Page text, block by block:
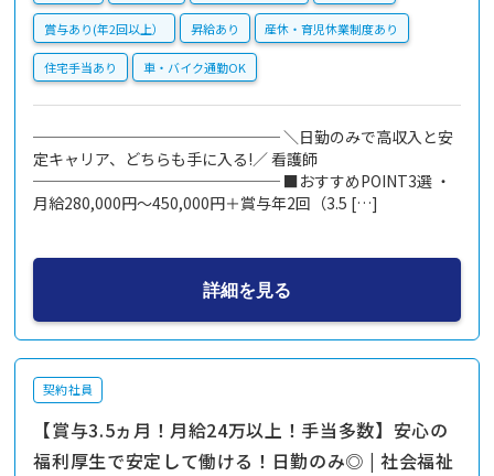
賞与あり(年2回以上） 昇給あり 産休・育児休業制度あり
住宅手当あり 車・バイク通勤OK
──────────────── ＼日勤のみで高収入と安
定キャリア、どちらも手に入る!／ 看護師
──────────────── ■おすすめPOINT3選 ・
月給280,000円～450,000円＋賞与年2回（3.5 […]
詳細を見る
契約社員
【賞与3.5ヵ月！月給24万以上！手当多数】安心の
福利厚生で安定して働ける！日勤のみ◎ | 社会福祉